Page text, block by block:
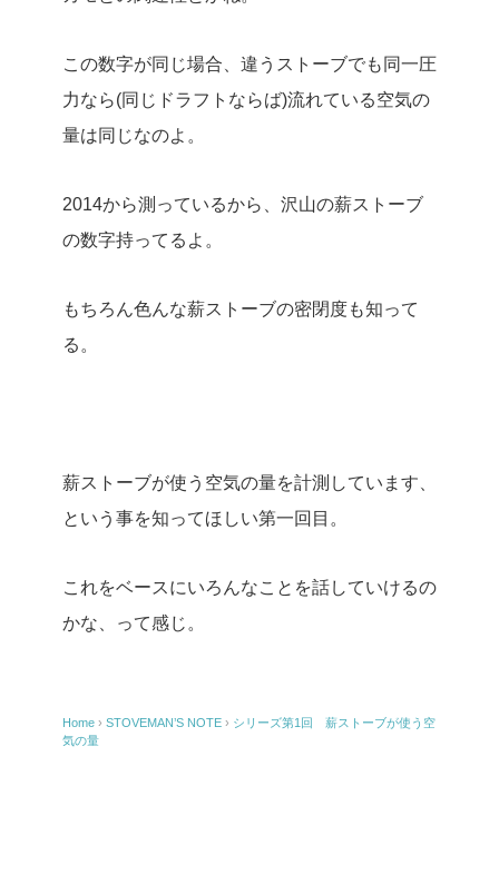
この数字が同じ場合、違うストーブでも同一圧
力なら(同じドラフトならば)流れている空気の
量は同じなのよ。
2014から測っているから、沢山の薪ストーブ
の数字持ってるよ。
もちろん色んな薪ストーブの密閉度も知って
る。
薪ストーブが使う空気の量を計測しています、
という事を知ってほしい第一回目。
これをベースにいろんなことを話していけるの
かな、って感じ。
Home › STOVEMAN’S NOTE › シリーズ第1回 薪ストーブが使う空
気の量